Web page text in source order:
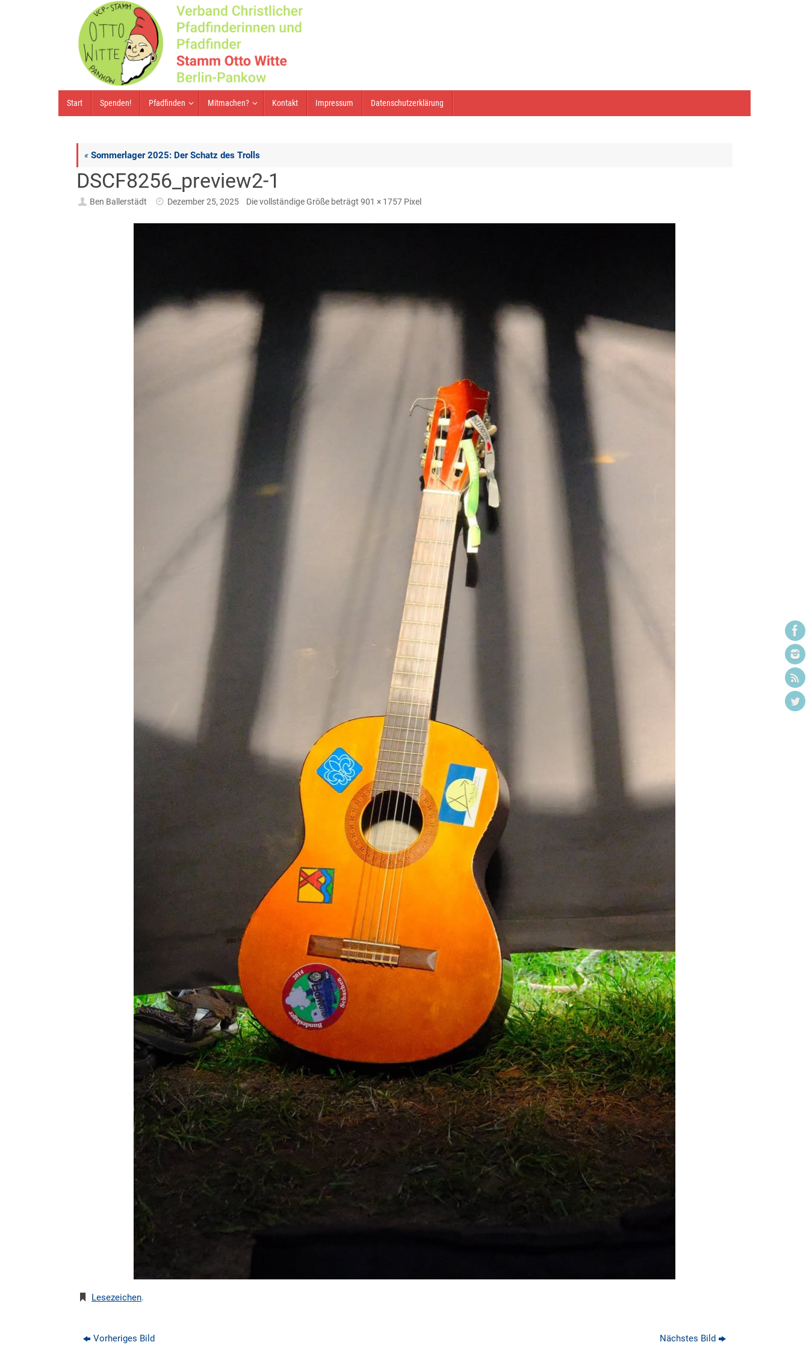
Inhalt
Start Spenden! Pfadfinden Mitmachen? Kontakt Impressum Datenschutzerklärung
« Sommerlager 2025: Der Schatz des Trolls
DSCF8256_preview2-1
Ben Ballerstädt Dezember 25, 2025 Die vollständige Größe beträgt901 × 1757 Pixel
Lesezeichen.
Vorheriges Bild Nächstes Bild